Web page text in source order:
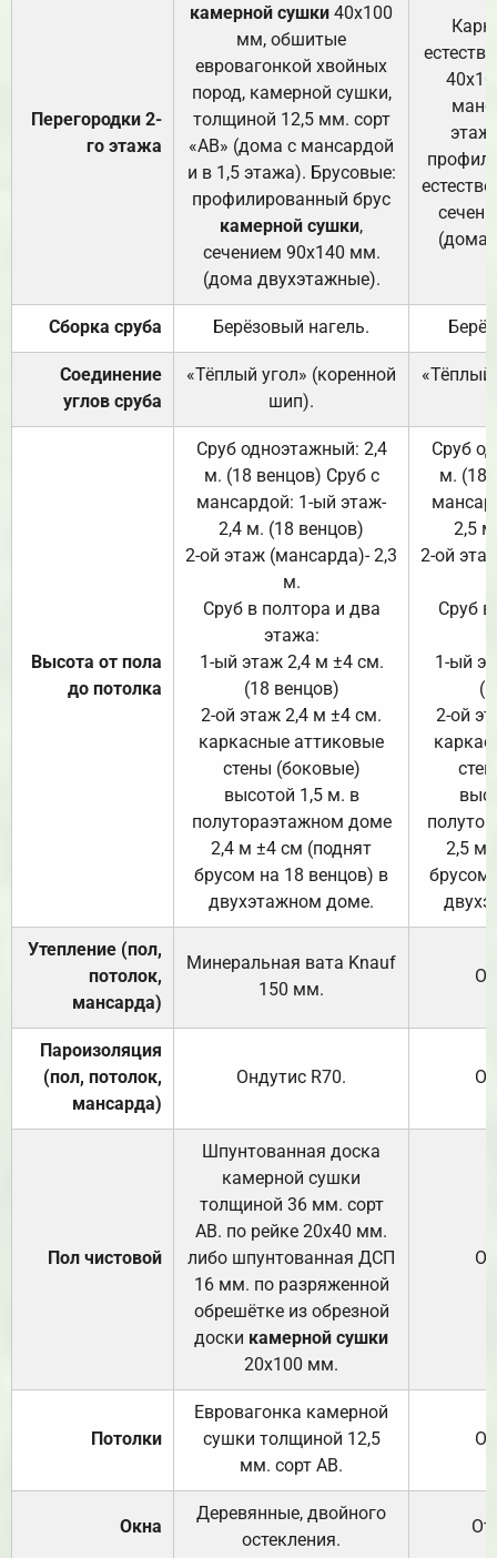
Перегородки 2-
го этажа
камерной сушки 40х100
мм, обшитые
евровагонкой хвойных
пород, камерной сушки,
толщиной 12,5 мм. сорт
«АВ» (дома с мансардой
и в 1,5 этажа). Брусовые:
профилированный брус
камерной сушки,
сечением 90х140 мм.
(дома двухэтажные).
(дома
Сборка сруба Берёзовый нагель.
Соединение
углов сруба
«Тёплый угол» (коренной
шип).
«Тёплый
Высота от пола
до потолка
Сруб одноэтажный: 2,4
м. (18 венцов) Сруб с
мансардой: 1-ый этаж-
2,4 м. (18 венцов)
2-ой этаж (мансарда)- 2,3
м.
Сруб в полтора и два
этажа:
1-ый этаж 2,4 м ±4 см.
(18 венцов)
2-ой этаж 2,4 м ±4 см.
каркасные аттиковые
стены (боковые)
высотой 1,5 м. в
полутораэтажном доме
2,4 м ±4 см (поднят
брусом на 18 венцов) в
двухэтажном доме.
Сруб
м. (18
2,5
2-ой
Сруб
1-ый
2-ой
2,5 м
брусом
Утепление (пол,
потолок,
мансарда)
Минеральная вата Knauf
150 мм.
Пароизоляция
(пол, потолок,
мансарда)
Ондутис R70.
Пол чистовой
Шпунтованная доска
камерной сушки
толщиной 36 мм. сорт
АВ. по рейке 20х40 мм.
либо шпунтованная ДСП
16 мм. по разряженной
обрешётке из обрезной
доски камерной сушки
20х100 мм.
Потолки
Евровагонка камерной
сушки толщиной 12,5
мм. сорт АВ.
Окна
Деревянные, двойного
остекления.